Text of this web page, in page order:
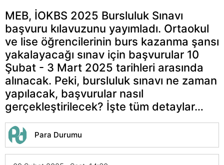
MEB, İOKBS 2025 Bursluluk Sınavı
başvuru kılavuzunu yayımladı. Ortaokul
ve lise öğrencilerinin burs kazanma şansı
yakalayacağı sınav için başvurular 10
Şubat - 3 Mart 2025 tarihleri arasında
alınacak. Peki, bursluluk sınavı ne zaman
yapılacak, başvurular nasıl
gerçekleştirilecek? İşte tüm detaylar…
Para Durumu